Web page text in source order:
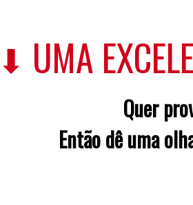
⬇ UMA
Quer
Então dê uma